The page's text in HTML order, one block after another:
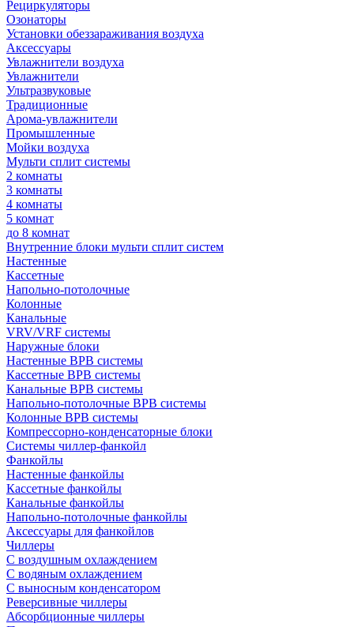
Рециркуляторы
Озонаторы
Установки обеззараживания воздуха
Аксессуары
Увлажнители воздуха
Увлажнители
Ультразвуковые
Традиционные
Арома-увлажнители
Промышленные
Мойки воздуха
Мульти сплит системы
2 комнаты
3 комнаты
4 комнаты
5 комнат
до 8 комнат
Внутренние блоки мульти сплит систем
Настенные
Кассетные
Напольно-потолочные
Колонные
Канальные
VRV/VRF системы
Наружные блоки
Настенные ВРВ системы
Кассетные ВРВ системы
Канальные ВРВ системы
Напольно-потолочные ВРВ системы
Колонные ВРВ системы
Компрессорно-конденсаторные блоки
Системы чиллер-фанкойл
Фанкойлы
Настенные фанкойлы
Кассетные фанкойлы
Канальные фанкойлы
Напольно-потолочные фанкойлы
Аксессуары для фанкойлов
Чиллеры
С воздушным охлаждением
С водяным охлаждением
С выносным конденсатором
Реверсивные чиллеры
Абсорбционные чиллеры